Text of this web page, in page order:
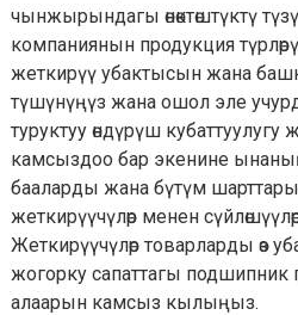
чынжырындагы өнөктөштүктү
компаниянын продукция
жеткирүү убактысын жана
түшүнүңүз жана ошол эле
туруктуу өндүрүш
камсыздоо бар экенине
бааларды жана бүтүм
жеткирүүчүлөр менен
Жеткирүүчүлөр товарларды өз
жогорку сапаттагы подшипник
алаарын камсыз кылыңыз.